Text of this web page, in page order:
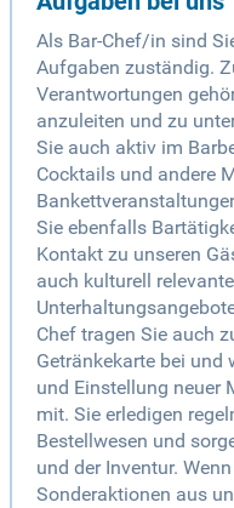
Als Bar-Chef/in sind
Aufgaben zuständig.
Verantwortungen
anzuleiten und zu
Sie auch aktiv im
Cocktails und andere
Sie ebenfalls
Kontakt zu unseren
auch kulturell
Chef tragen Sie auch
Getränkekarte bei und
und Einstellung neuer
mit. Sie erledigen
Bestellwesen und
und der Inventur.
Sonderaktionen aus